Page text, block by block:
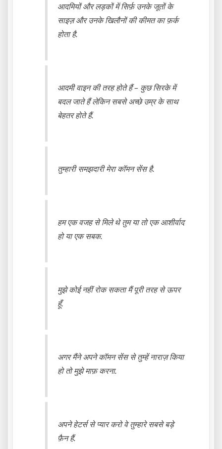
आदमियों और लड़कों में सिर्फ़ उनके जूतों के
साइज़ और उनके खिलौनों की कीमत का फ़र्क
होता है.
आदमी वाइन की तरह होते हैं – कुछ सिरके में
बदल जाते हैं लेकिन सबसे अच्छे उम्र के साथ
बेहतर होते हैं.
तुम्हारी समझदारी मेरा कॉमन सेंस है.
हम एक वजह से मिले थे तुम या तो एक आशीर्वाद
हो या एक सबक.
मुझे कोई नहीं रोक सकता मैं पूरी तरह से ऊपर
हूँ.
अगर मैंने अपने कॉमन सेंस से तुम्हें नाराज़ किया
हो तो मुझे माफ़ करना.
अपने हेटर्स से प्यार करो वे तुम्हारे सबसे बड़े
फ़ैन हैं.